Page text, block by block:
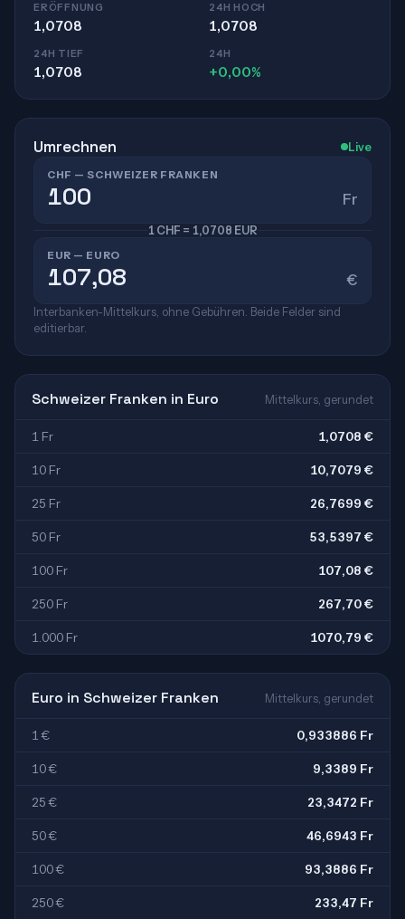
ERÖFFNUNG
1,0708
24H HOCH
1,0708
24H TIEF
1,0708
24H
+0,00%
Umrechnen Live
CHF — SCHWEIZER FRANKEN
Fr
1 CHF = 1,0708 EUR
EUR — EURO
€
Interbanken-Mittelkurs, ohne Gebühren. Beide Felder sind
editierbar.
Schweizer Franken in Euro Mittelkurs, gerundet
1 Fr 1,0708 €
10 Fr 10,7079 €
25 Fr 26,7699 €
50 Fr 53,5397 €
100 Fr 107,08 €
250 Fr 267,70 €
1.000 Fr 1070,79 €
Euro in Schweizer Franken Mittelkurs, gerundet
1 € 0,933886 Fr
10 € 9,3389 Fr
25 € 23,3472 Fr
50 € 46,6943 Fr
100 € 93,3886 Fr
250 € 233,47 Fr